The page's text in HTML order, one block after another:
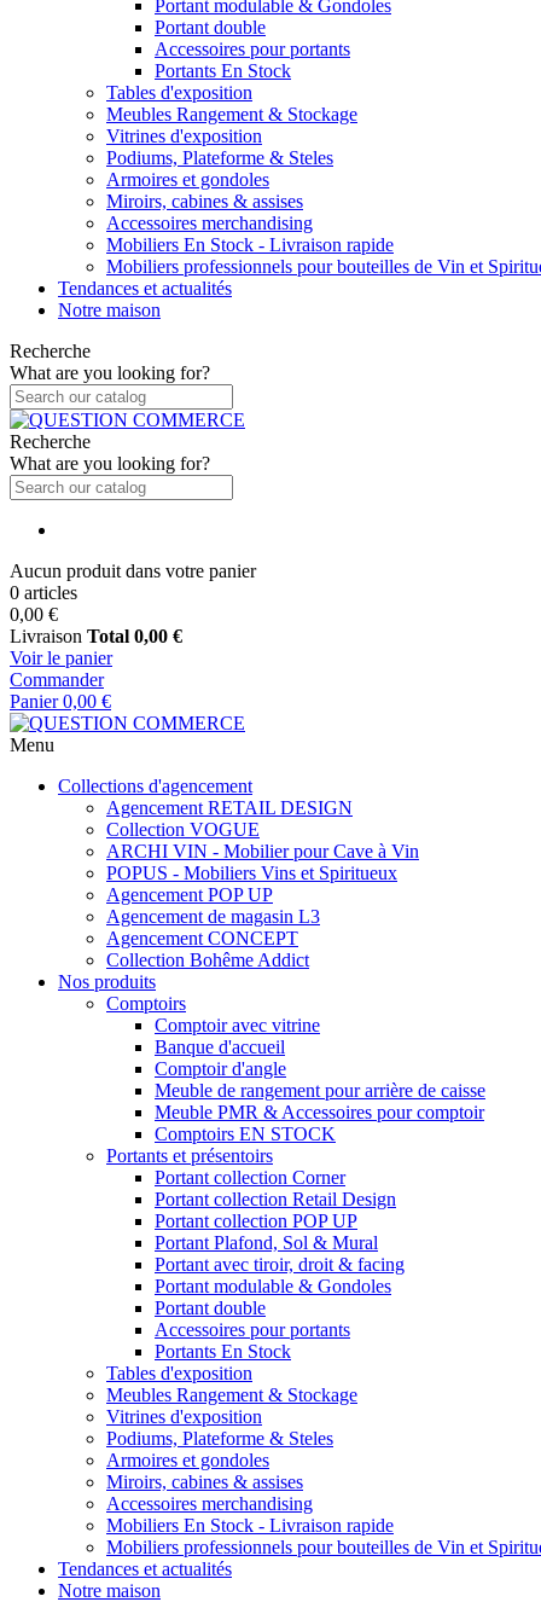
Portant modulable & Gondoles
Portant double
Accessoires pour portants
Portants En Stock
Tables d'exposition
Meubles Rangement & Stockage
Vitrines d'exposition
Podiums, Plateforme & Steles
Armoires et gondoles
Miroirs, cabines & assises
Accessoires merchandising
Mobiliers En Stock - Livraison rapide
Mobiliers professionnels pour bouteilles de Vin et
Tendances et actualités
Notre maison
Recherche
What are you looking for?
Recherche
What are you looking for?
Aucun produit dans votre panier
0 articles
0,00 €
Livraison Total 0,00 €
Voir le panier
Commander
Panier 0,00 €
Menu
Collections d'agencement
Agencement RETAIL DESIGN
Collection VOGUE
ARCHI VIN - Mobilier pour Cave à Vin
POPUS - Mobiliers Vins et Spiritueux
Agencement POP UP
Agencement de magasin L3
Agencement CONCEPT
Collection Bohême Addict
Nos produits
Comptoirs
Comptoir avec vitrine
Banque d'accueil
Comptoir d'angle
Meuble de rangement pour arrière de caisse
Meuble PMR & Accessoires pour comptoir
Comptoirs EN STOCK
Portants et présentoirs
Portant collection Corner
Portant collection Retail Design
Portant collection POP UP
Portant Plafond, Sol & Mural
Portant avec tiroir, droit & facing
Portant modulable & Gondoles
Portant double
Accessoires pour portants
Portants En Stock
Tables d'exposition
Meubles Rangement & Stockage
Vitrines d'exposition
Podiums, Plateforme & Steles
Armoires et gondoles
Miroirs, cabines & assises
Accessoires merchandising
Mobiliers En Stock - Livraison rapide
Mobiliers professionnels pour bouteilles de Vin et
Tendances et actualités
Notre maison